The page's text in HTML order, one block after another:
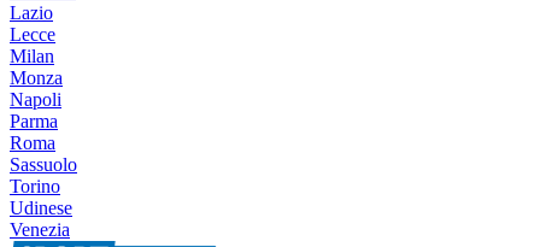
Lazio
Lecce
Milan
Monza
Napoli
Parma
Roma
Sassuolo
Torino
Udinese
Venezia